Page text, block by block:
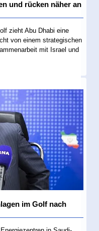
und rücken näher an
zieht Abu Dhabi eine
von einem strategischen
mit Israel und
im Golf nach